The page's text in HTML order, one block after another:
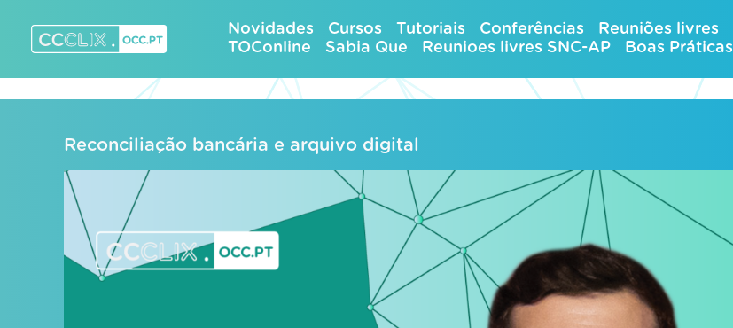
content
Novidades Cursos Tutoriais Conferências Reuniões livres
TOConline
Sabia Que Reunioes livres SNC-AP Boas Práticas
Reconciliação bancária e arquivo digital